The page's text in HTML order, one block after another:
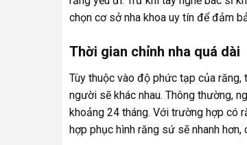
chọn cơ sở nha khoa uy tín để đảm
Thời gian chỉnh nha quá dài
Tùy thuộc vào độ phức tạp của răng,
người sẽ khác nhau. Thông thường,
khoảng 24 tháng. Với trường hợp có
hợp phục hình răng sứ sẽ nhanh